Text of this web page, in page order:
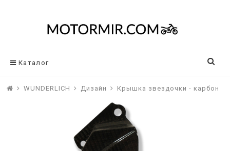
Каталог
WUNDERLICH Дизайн Крышка звездочки - карбон